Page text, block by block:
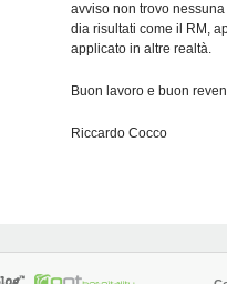
avviso non trovo
dia risultati come il RM,
applicato in altre realtà.
Buon lavoro e buon
Riccardo Cocco